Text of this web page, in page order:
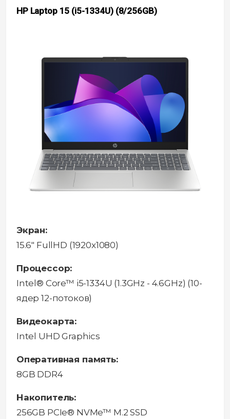
HP Laptop 15 (i5-1334U) (8/256GB)
Экран:
15.6" FullHD (1920x1080)
Процессор:
Intel® Core™ i5-1334U (1.3GHz - 4.6GHz) (10-
ядер 12-потоков)
Видеокарта:
Intel UHD Graphics
Оперативная память:
8GB DDR4
Накопитель:
256GB PCIe® NVMe™ M.2 SSD